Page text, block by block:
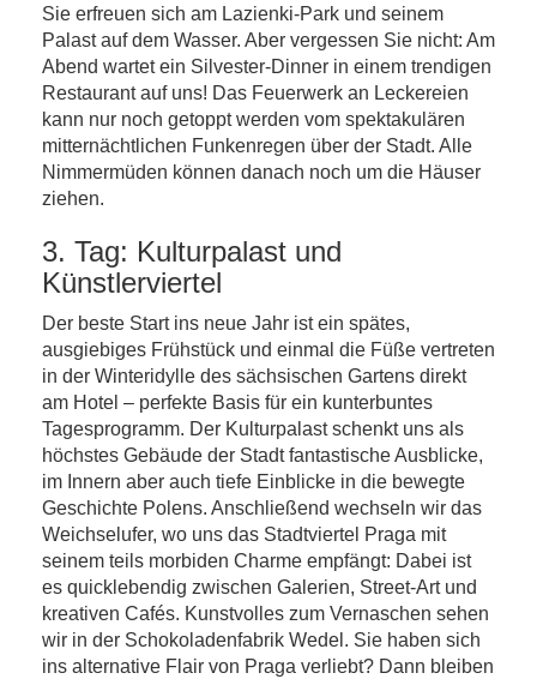
Sie erfreuen sich am Lazienki-Park und seinem
Palast auf dem Wasser. Aber vergessen Sie nicht: Am
Abend wartet ein Silvester-Dinner in einem trendigen
Restaurant auf uns! Das Feuerwerk an Leckereien
kann nur noch getoppt werden vom spektakulären
mitternächtlichen Funkenregen über der Stadt. Alle
Nimmermüden können danach noch um die Häuser
ziehen.
3. Tag: Kulturpalast und
Künstlerviertel
Der beste Start ins neue Jahr ist ein spätes,
ausgiebiges Frühstück und einmal die Füße vertreten
in der Winteridylle des sächsischen Gartens direkt
am Hotel – perfekte Basis für ein kunterbuntes
Tagesprogramm. Der Kulturpalast schenkt uns als
höchstes Gebäude der Stadt fantastische Ausblicke,
im Innern aber auch tiefe Einblicke in die bewegte
Geschichte Polens. Anschließend wechseln wir das
Weichselufer, wo uns das Stadtviertel Praga mit
seinem teils morbiden Charme empfängt: Dabei ist
es quicklebendig zwischen Galerien, Street-Art und
kreativen Cafés. Kunstvolles zum Vernaschen sehen
wir in der Schokoladenfabrik Wedel. Sie haben sich
ins alternative Flair von Praga verliebt? Dann bleiben